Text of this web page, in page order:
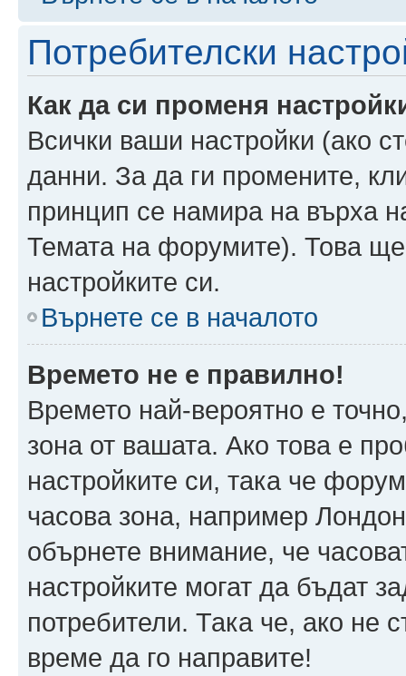
Потребителски
Как да си променя
Всички ваши настройки (ако
данни. За да ги промените,
принцип се намира на върха
Темата на форумите). Това
настройките си.
Върнете се в началото
Времето не е правилно!
Времето най-вероятно е
зона от вашата. Ако това е
настройките си, така че
часова зона, например
обърнете внимание, че
настройките могат да бъдат
потребители. Така че, ако не
време да го направите!